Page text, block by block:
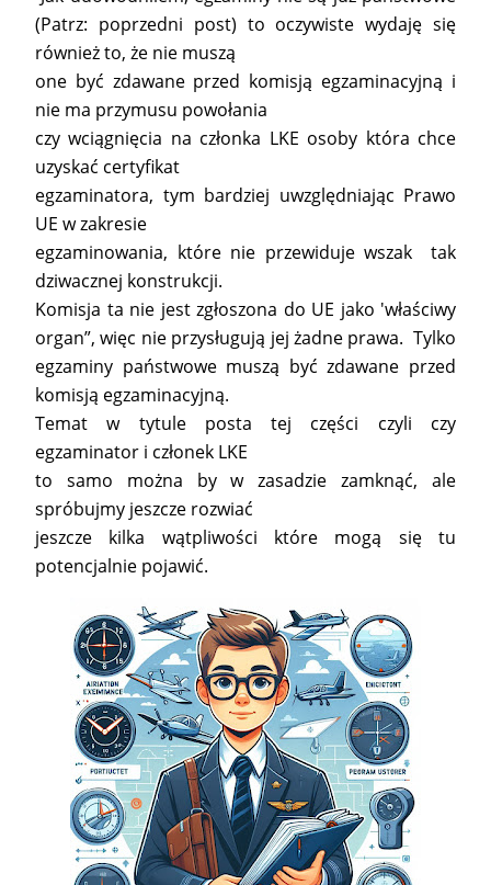
(Patrz: poprzedni post) to oczywiste wydaję się
również to, że nie muszą
one być zdawane przed komisją egzaminacyjną i
nie ma przymusu powołania
czy wciągnięcia na członka LKE osoby która chce
uzyskać certyfikat
egzaminatora, tym bardziej uwzględniając Prawo
UE w zakresie
egzaminowania, które nie przewiduje wszak tak
dziwacznej konstrukcji.
Komisja ta nie jest zgłoszona do UE jako 'właściwy
organ”, więc nie przysługują jej żadne prawa. Tylko
egzaminy państwowe muszą być zdawane przed
komisją egzaminacyjną.
Temat w tytule posta tej części czyli czy
egzaminator i członek LKE
to samo można by w zasadzie zamknąć, ale
spróbujmy jeszcze rozwiać
jeszcze kilka wątpliwości które mogą się tu
potencjalnie pojawić.